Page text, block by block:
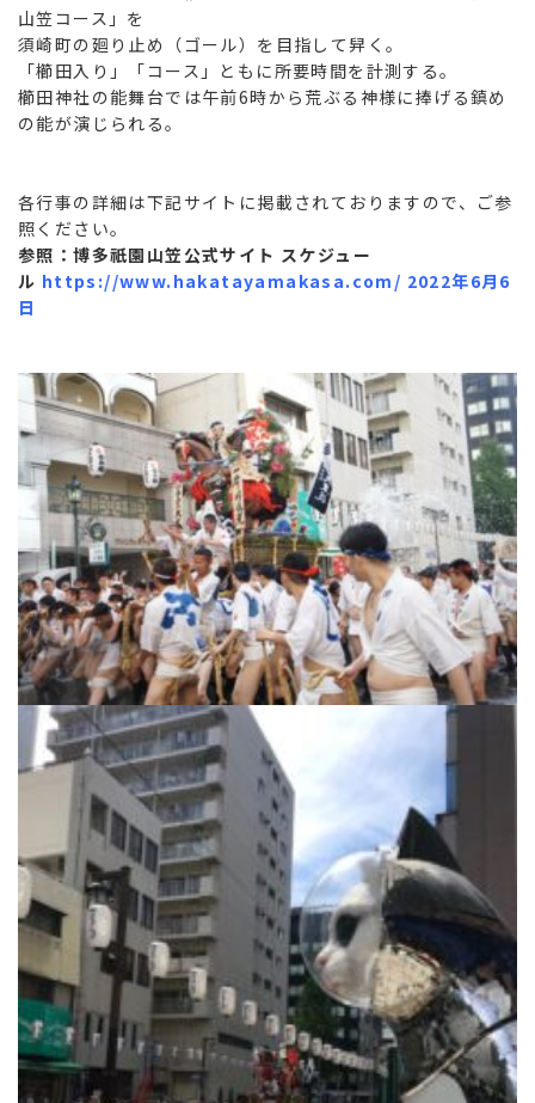
山笠コース」を
須崎町の廻り止め（ゴール）を目指して舁く。
「櫛田入り」「コース」ともに所要時間を計測する。
櫛田神社の能舞台では午前6時から荒ぶる神様に捧げる鎮め
の能が演じられる。
各行事の詳細は下記サイトに掲載されておりますので、ご参
照ください。
参照：博多祇園山笠公式サイト スケジュー
ル https://www.hakatayamakasa.com/ 2022年6月6
日